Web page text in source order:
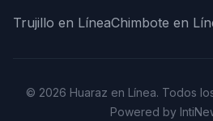
Trujillo en LíneaChimbote en
© 2026 Huaraz en Línea. Todos
Powered by